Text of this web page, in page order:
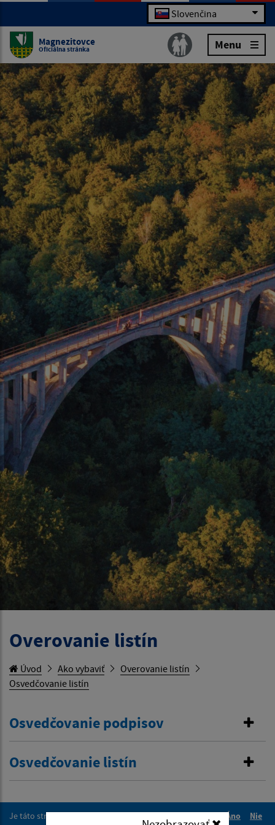
Slovenčina
Magnezitovce
Oficiálna stránka Menu
Overovanie listín
Úvod Ako vybaviť
Overovanie listín
Osvedčovanie listín
Osvedčovanie podpisov
Osvedčovanie listín
Je táto stránka užitočná?
Áno
Nie